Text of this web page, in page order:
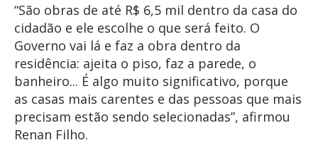
“São obras de até R$ 6,5 mil dentro da casa do
cidadão e ele escolhe o que será feito. O
Governo vai lá e faz a obra dentro da
residência: ajeita o piso, faz a parede, o
banheiro... É algo muito significativo, porque
as casas mais carentes e das pessoas que mais
precisam estão sendo selecionadas”, afirmou
Renan Filho.